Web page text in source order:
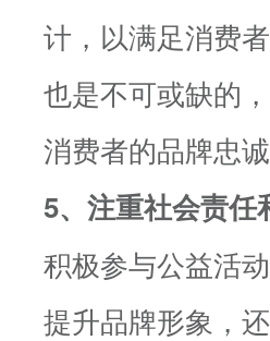
计，以满足消费
也是不可或缺的
消费者的品牌忠诚
5、注重社会责任
积极参与公益活
提升品牌形象，